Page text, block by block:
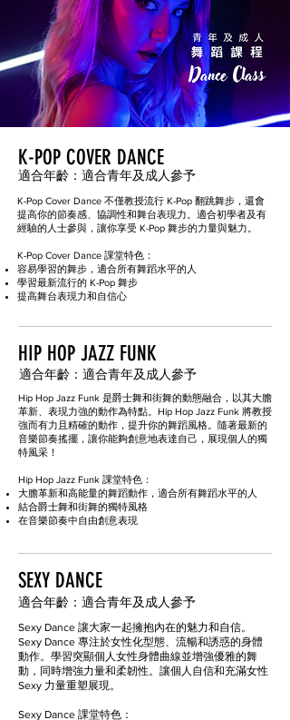
K-POP COVER DANCE
適合年齡： 適合青年及成人參予
K-Pop Cover Dance 不僅教授流行 K-Pop 翻跳舞步，還會
提高你的節奏感、協調性和舞台表現力。適合初學者及有
經驗的人士參與，讓你享受 K-Pop 舞步的力量與魅力。
K-Pop Cover Dance 課堂特色：
容易學習的舞步，適合所有舞蹈水平的人
學習最新流行的 K-Pop 舞步
提高舞台表現力和自信心
HIP HOP JAZZ FUNK
適合年齡： 適合青年及成人參予
Hip Hop Jazz Funk 是爵士舞和街舞的動態融合，以其大膽
革新、表現力強的動作為特點。Hip Hop Jazz Funk 將教授
強而有力且精確的動作，提升你的舞蹈風格。隨著最新的
音樂節奏搖擺，讓你能夠創意地表達自己，展現個人的獨
特風采！
Hip Hop Jazz Funk 課堂特色：
大膽革新和高能量的舞蹈動作，適合所有舞蹈水平的人
結合爵士舞和街舞的獨特風格
在音樂節奏中自由創意表現
SEXY DANCE
適合年齡： 適合青年及成人參予
Sexy Dance 讓大家一起擁抱內在的魅力和自信。
Sexy Dance 專注於女性化型態、流暢和誘惑的身體
動作。學習突顯個人女性身體曲線並增強優雅的舞
動，同時增強力量和柔韌性。讓個人自信和充滿女性
Sexy 力量重塑展現。
Sexy Dance 課堂特色：